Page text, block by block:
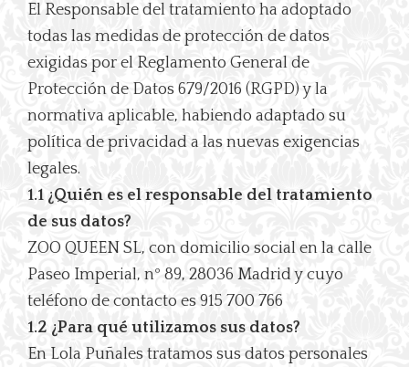
El Responsable del tratamiento ha adoptado
todas las medidas de protección de datos
exigidas por el Reglamento General de
Protección de Datos 679/2016 (RGPD) y la
normativa aplicable, habiendo adaptado su
política de privacidad a las nuevas exigencias
legales.
1.1 ¿Quién es el responsable del tratamiento
de sus datos?
ZOO QUEEN SL, con domicilio social en la calle
Paseo Imperial, nº 89, 28036 Madrid y cuyo
teléfono de contacto es 915 700 766
1.2 ¿Para qué utilizamos sus datos?
En Lola Puñales tratamos sus datos personales